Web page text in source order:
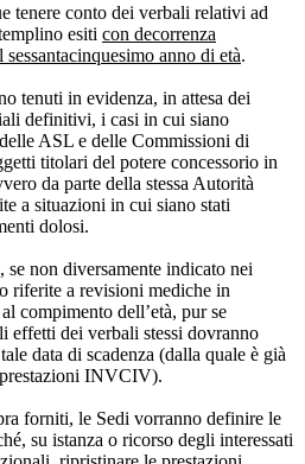
tenere conto dei verbali relativi ad
esiti con decorrenza
anno di età.
tenuti in evidenza, in attesa dei
definitivi, i casi in cui siano
ASL e delle Commissioni di
titolari del potere concessorio in
da parte della stessa Autorità
a situazioni in cui siano stati
dolosi.
se non diversamente indicato nei
riferite a revisioni mediche in
compimento dell’età, pur se
effetti dei verbali stessi dovranno
data di scadenza (dalla quale è già
prestazioni INVCIV).
forniti, le Sedi vorranno definire le
su istanza o ricorso degli interessati